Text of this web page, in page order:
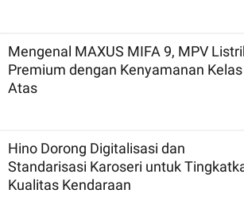
Mengenal MAXUS MIFA 9, MPV
Premium dengan Kenyamanan Kelas
Atas
Hino Dorong Digitalisasi dan
Standarisasi Karoseri untuk
Kualitas Kendaraan